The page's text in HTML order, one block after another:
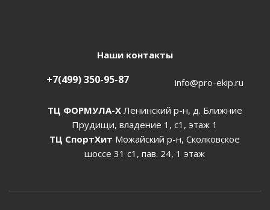
Наши контакты
+7(499) 350-95-87 info@pro-ekip.ru
ТЦ ФОРМУЛА-ХЛенинский р-н, д. Ближние
Прудищи, владение 1, с1, этаж 1
ТЦ СпортХит Можайский р-н, Сколковское
шоссе 31 с1, пав. 24, 1 этаж